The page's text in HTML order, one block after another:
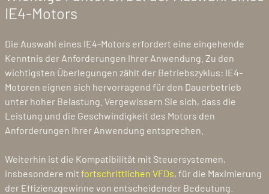
IE4-Motors
Die Auswahl eines IE4-Motors erfordert eine eingehende
Kenntnis der Anforderungen Ihrer Anwendung. Zu den
wichtigsten Überlegungen zählt der Betriebszyklus: IE4-
Motoren eignen sich hervorragend für den Dauerbetrieb
unter hoher Belastung. Vergewissern Sie sich, dass die
Leistung und die Geschwindigkeit des Motors den
Anforderungen Ihrer Anwendung entsprechen.
Weiterhin ist die Kompatibilität mit Steuersystemen,
insbesondere mit fortschrittlichen VFDs, für die Maximierung
der Effizienzgewinne von entscheidender Bedeutung.